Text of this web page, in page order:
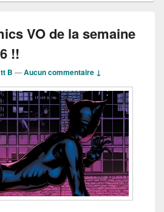
VO de la semaine
!!
B —Aucun commentaire ↓